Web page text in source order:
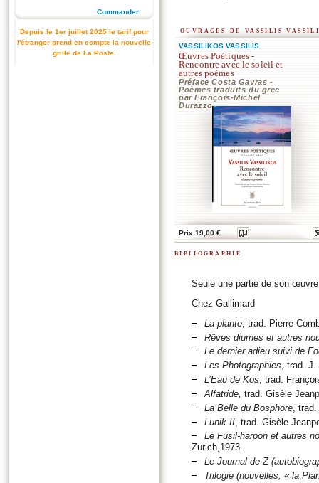
Commander
Depuis le 1er juillet 2025 le tarif pour
l'étranger prend en compte la nouvelle
grille de La Poste.
ouvrages de vassilis
VASSILIKOS VASSILIS
Œuvres Poétiques -
Rencontre avec le soleil et
autres poèmes
Préface Costa Gavras -
Poèmes traduits du grec
par François-Michel
Durazzo
Prix 19,00 €
bibliographie
Seule une partie de son
Chez Gallimard
La plante , trad. Pierre
Rêves diurnes et autres
Le dernier adieu suivi de
Les Photographies, trad. J.
L’Eau de Kos, trad.
Alfatride, trad. Gisèle
La Belle du Bosphore ,
Lunik II , trad. Gisèle
Le Fusil-harpon et autres
Zurich,1973.
Le Journal de Z
Trilogie (nouvelles, « la